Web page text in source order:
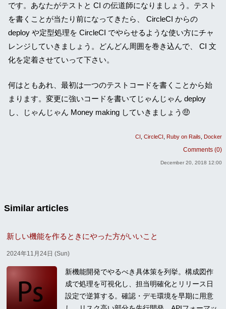
です。あなたがテストと CI の伝道師になりましょう。テスト
を書くことが当たり前になってきたら、 CircleCI からの
deploy や定型処理を CircleCI でやらせるような使い方にチャ
レンジしていきましょう。どんどん周囲を巻き込んで、 CI 文
化を定着させていって下さい。
何はともあれ、最初は一つのテストコードを書くことから始
まります。変更に強いコードを書いてじゃんじゃん deploy
し、じゃんじゃん Money making していきましょう🤑
CI CircleCI Ruby on Rails Docker
Comments (0)
December 20, 2018 12:00
Similar articles
新しい機能を作るときにやった方がいいこと
2024年11月24日 (Sun)
新機能開発でやるべき具体策を列挙。構成図作
成で処理を可視化し、担当明確化とリリース日
設定で逆算する。確認・デモ環境を早期に用意